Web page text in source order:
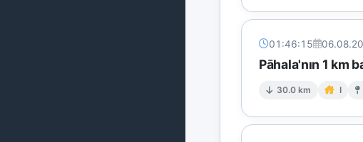
01:46:15
Pāhala'nın 1 km
30.0 km I